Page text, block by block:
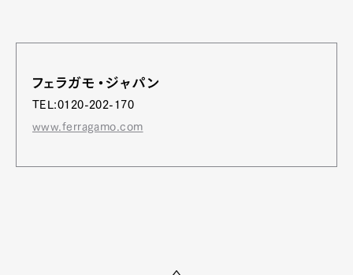
フェラガモ・ジャパン
TEL:0120-202-170
www.ferragamo.com